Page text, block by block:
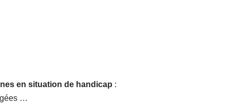
en situation de handicap :
…